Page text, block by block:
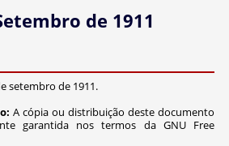
de 1911
setembro de 1911.
A cópia ou distribuição deste documento
garantida nos termos da GNU Free